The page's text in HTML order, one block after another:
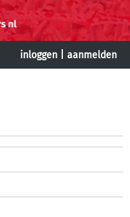
inloggen aanmelden